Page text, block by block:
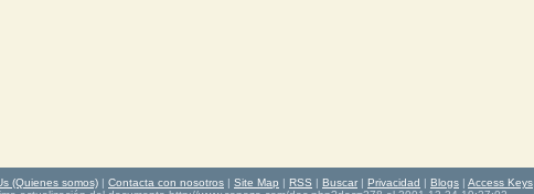
(Quienes somos) | Contacta con nosotros | Site Map | RSS | Buscar | Privacidad | Blogs | Access Keys